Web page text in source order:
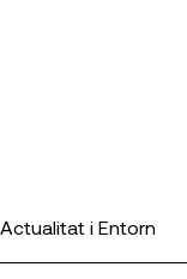
Actualitat i Entorn